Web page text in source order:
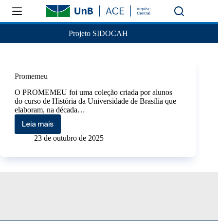
Projeto SIDOCAH
Promemeu
O PROMEMEU foi uma coleção criada por alunos
do curso de História da Universidade de Brasília que
elaboram, na década…
Leia mais
23 de outubro de 2025